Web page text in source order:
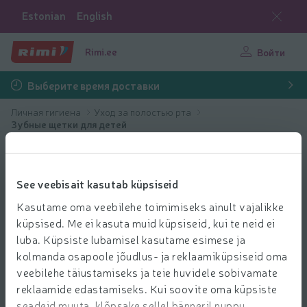
See veebisait kasutab küpsiseid
Kasutame oma veebilehe toimimiseks ainult vajalikke
küpsised. Me ei kasuta muid küpsiseid, kui te neid ei
luba. Küpsiste lubamisel kasutame esimese ja
kolmanda osapoole jõudlus- ja reklaamiküpsiseid oma
veebilehe täiustamiseks ja teie huvidele sobivamate
reklaamide edastamiseks. Kui soovite oma küpsiste
Estonian English
Rimi.ee Войти
Выберите время доставки
Личная гигиена
Уход за полостью рта
Зубные щетки для детей